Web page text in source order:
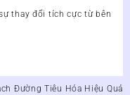
thay đổi tích cực từ bên
Đường Tiêu Hóa Hiệu Quả